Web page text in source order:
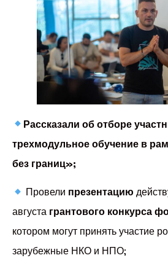
Рассказали об отборе
трехмодульное обучение в
без границ»;
Провели презентацию
августа грантового конкурса
котором могут принять участие
зарубежные НКО и НПО;